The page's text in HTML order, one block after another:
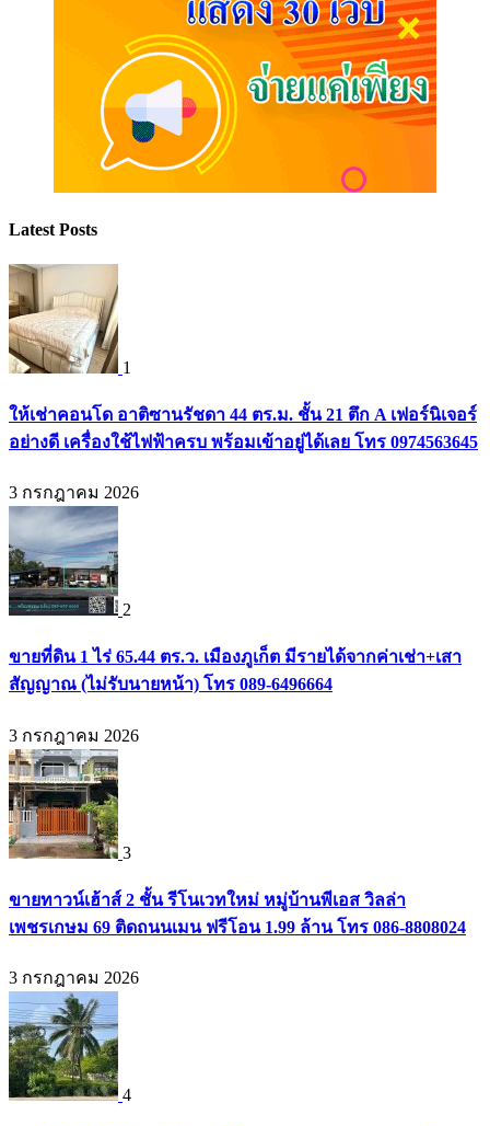
Latest Posts
1
ให้เช่าคอนโด อาติซานรัชดา 44 ตร.ม. ชั้น 21 ตึก A เฟอร์นิเจอร์
อย่างดี เครื่องใช้ไฟฟ้าครบ พร้อมเข้าอยู่ได้เลย โทร 0974563645
3 กรกฎาคม 2026
2
ขายที่ดิน 1 ไร่ 65.44 ตร.ว. เมืองภูเก็ต มีรายได้จากค่าเช่า+เสา
สัญญาณ (ไม่รับนายหน้า) โทร 089-6496664
3 กรกฎาคม 2026
3
ขายทาวน์เฮ้าส์ 2 ชั้น รีโนเวทใหม่ หมู่บ้านพีเอส วิลล่า
เพชรเกษม 69 ติดถนนเมน ฟรีโอน 1.99 ล้าน โทร 086-8808024
3 กรกฎาคม 2026
4